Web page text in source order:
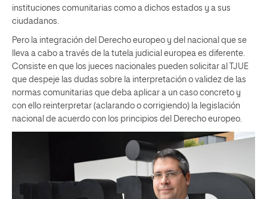
instituciones comunitarias como a dichos estados y a sus
ciudadanos.
Pero la integración del Derecho europeo y del nacional que se
lleva a cabo a través de la tutela judicial europea es diferente.
Consiste en que los jueces nacionales pueden solicitar al TJUE
que despeje las dudas sobre la interpretación o validez de las
normas comunitarias que deba aplicar a un caso concreto y
con ello reinterpretar (aclarando o corrigiendo) la legislación
nacional de acuerdo con los principios del Derecho europeo.